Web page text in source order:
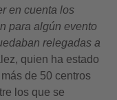
en cuenta los
para algún evento
relegadas a
quien ha estado
de 50 centros
los que se